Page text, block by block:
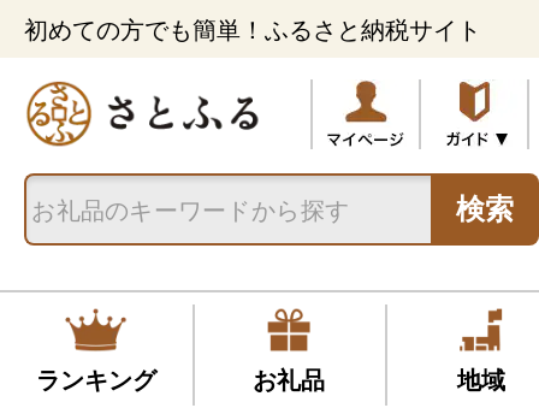
初めての方でも簡単！ふるさと納税サイト
検索
ランキング お礼品 地域